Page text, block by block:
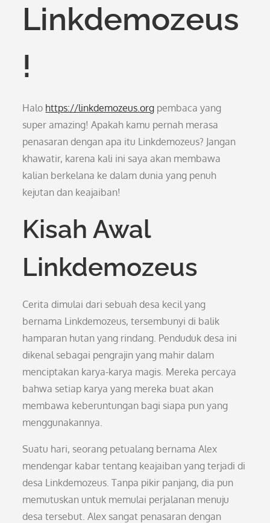
Linkdemozeus
!
Halo https://linkdemozeus.org pembaca yang
super amazing! Apakah kamu pernah merasa
penasaran dengan apa itu Linkdemozeus? Jangan
khawatir, karena kali ini saya akan membawa
kalian berkelana ke dalam dunia yang penuh
kejutan dan keajaiban!
Kisah Awal
Linkdemozeus
Cerita dimulai dari sebuah desa kecil yang
bernama Linkdemozeus, tersembunyi di balik
hamparan hutan yang rindang. Penduduk desa ini
dikenal sebagai pengrajin yang mahir dalam
menciptakan karya-karya magis. Mereka percaya
bahwa setiap karya yang mereka buat akan
membawa keberuntungan bagi siapa pun yang
menggunakannya.
Suatu hari, seorang petualang bernama Alex
mendengar kabar tentang keajaiban yang terjadi di
desa Linkdemozeus. Tanpa pikir panjang, dia pun
memutuskan untuk memulai perjalanan menuju
desa tersebut. Alex sangat penasaran dengan